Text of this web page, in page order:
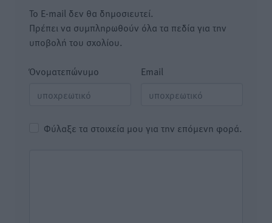
Το E-mail δεν θα δημοσιευτεί.
Πρέπει να συμπληρωθούν όλα τα πεδία για την
υποβολή του σχολίου.
Όνοματεπώνυμο Email
Φύλαξε τα στοιχεία μου για την επόμενη φορά.